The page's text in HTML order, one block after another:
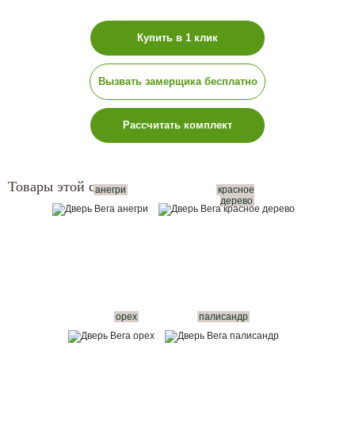
Купить в 1 клик
Вызвать замерщика бесплатно
Рассчитать комплект
Товары этой серии:
анегри
красное
дерево
орех палисандр